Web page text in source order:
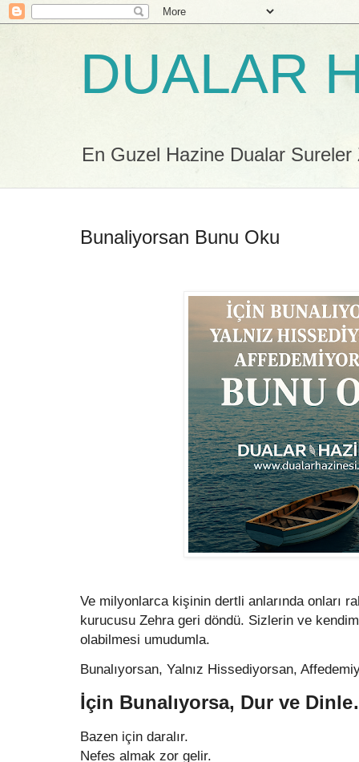
DUALAR
En Guzel Hazine Dualar
Bunaliyorsan Bunu Oku
Ve milyonlarca kişinin dertli anlarında onları
kurucusu Zehra geri döndü. Sizlerin ve
olabilmesi umudumla.
Bunalıyorsan, Yalnız Hissediyorsan,
İçin Bunalıyorsa, Dur ve
Bazen için daralır.
Nefes almak zor gelir.